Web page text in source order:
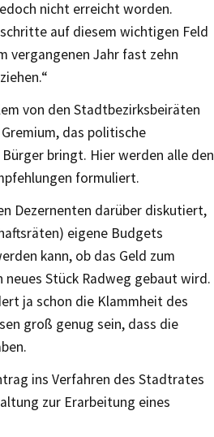
nicht erreicht worden.
auf diesem wichtigen Feld
vergangenen Jahr fast zehn
von den Stadtbezirksbeiräten
das politische
bringt. Hier werden alle den
formuliert.
Dezernenten darüber diskutiert,
eigene Budgets
kann, ob das Geld zum
Stück Radweg gebaut wird.
ja schon die Klammheit des
groß genug sein, dass die
ins Verfahren des Stadtrates
zur Erarbeitung eines